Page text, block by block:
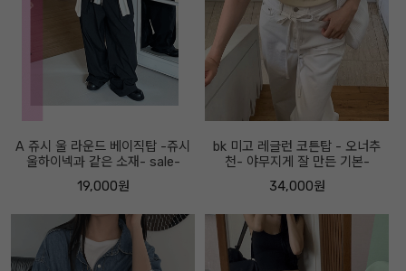
A 쥬시 울 라운드 베이직탑 -쥬시
울하이넥과 같은 소재- sale-
19,000원
bk 미고 레글런 코튼탑 - 오너추
천- 야무지게 잘 만든 기본-
34,000원